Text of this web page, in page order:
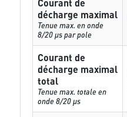
Courant de
décharge maximal
Tenue max. en onde
8/20 µs par pole
Courant de
décharge maximal
total
Tenue max. totale en
onde 8/20 µs